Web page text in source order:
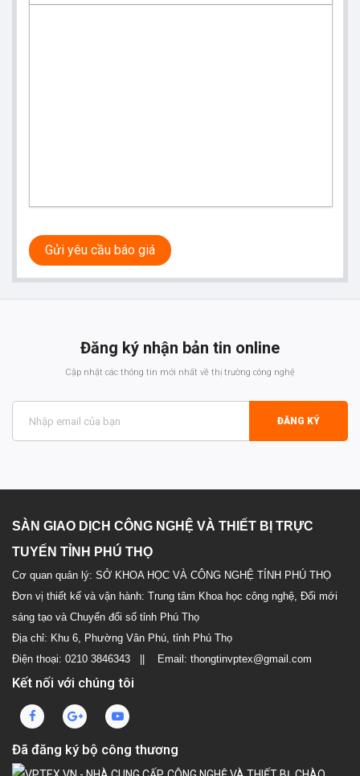
Gửi yêu cầu báo giá
Đăng ký nhận bản tin online
Cập nhật các thông tin mới nhất về thị trường công nghệ
ĐĂNG KÝ
SÀN GIAO DỊCH CÔNG NGHỆ VÀ THIẾT BỊ TRỰC
TUYẾN TỈNH PHÚ THỌ
Cơ quan quản lý: SỞ KHOA HỌC VÀ CÔNG NGHỆ TỈNH PHÚ THỌ
Đơn vị thiết kế và vận hành: Trung tâm Khoa học công nghệ, Đổi mới
sáng tạo và Chuyển đổi số tỉnh Phú Thọ
Địa chỉ: Khu 6, Phường Vân Phú, tỉnh Phú Thọ
Điện thoại: 0210 3846343 || Email: thongtinvptex@gmail.com
Kết nối với chúng tôi
Đã đăng ký bộ công thương